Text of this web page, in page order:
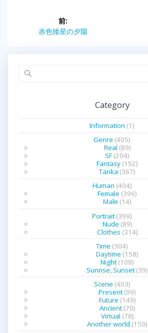
前:
前
赤色矮星の夕陽
Category
Information (1)
Genre (405)
Real (89)
SF(204)
Fantasy (152)
Tanka (367)
Human (404)
Female (396)
Male (14)
Portrait (399)
Nude (89)
Clothes (314)
Time (304)
Daytime (158)
Night (108)
Sunrise, Sunset (39)
Scene (403)
Present (99)
Future (149)
Ancient(70)
Virtual (78)
Another world (159)